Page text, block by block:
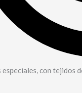
especiales, con tejidos